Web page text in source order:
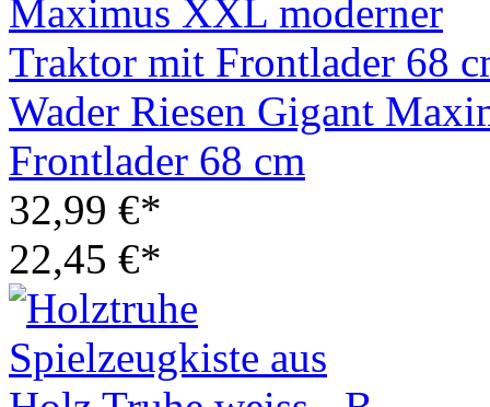
Wader Riesen Gigant
Frontlader 68 cm
32,99 €*
22,45 €*